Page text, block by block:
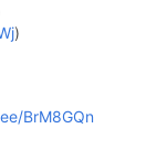
)
BrM8GQn